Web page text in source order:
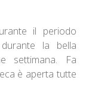
il periodo
la bella
settimana. Fa
è aperta tutte